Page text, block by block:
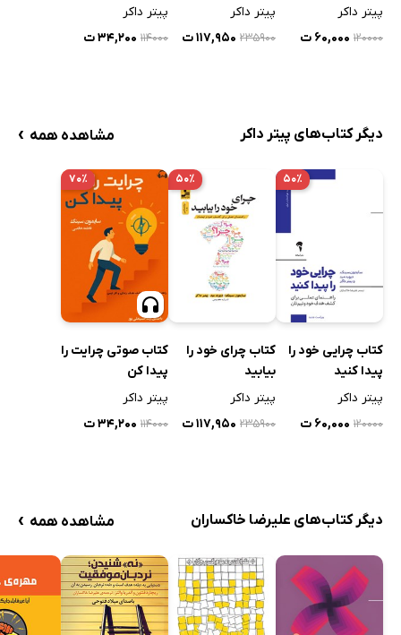
پیتر داکر
۱۲۰۰۰۰ ۶۰,۰۰۰ ت
پیتر داکر
۲۳۵۹۰۰ ۱۱۷,۹۵۰ ت
پیتر داکر
۱۱۴۰۰۰ ۳۴,۲۰۰ ت
دیگر کتاب‌های پیتر داکر مشاهده همه ›
۵۰٪
کتاب چرایی‌ خود را
پیدا کنید
پیتر داکر
۱۲۰۰۰۰ ۶۰,۰۰۰ ت
۵۰٪
کتاب چرای خود را
بیابید
پیتر داکر
۲۳۵۹۰۰ ۱۱۷,۹۵۰ ت
۷۰٪
کتاب صوتی چرایت را
پیدا کن
پیتر داکر
۱۱۴۰۰۰ ۳۴,۲۰۰ ت
دیگر کتاب‌های علیرضا خاکساران مشاهده همه ›